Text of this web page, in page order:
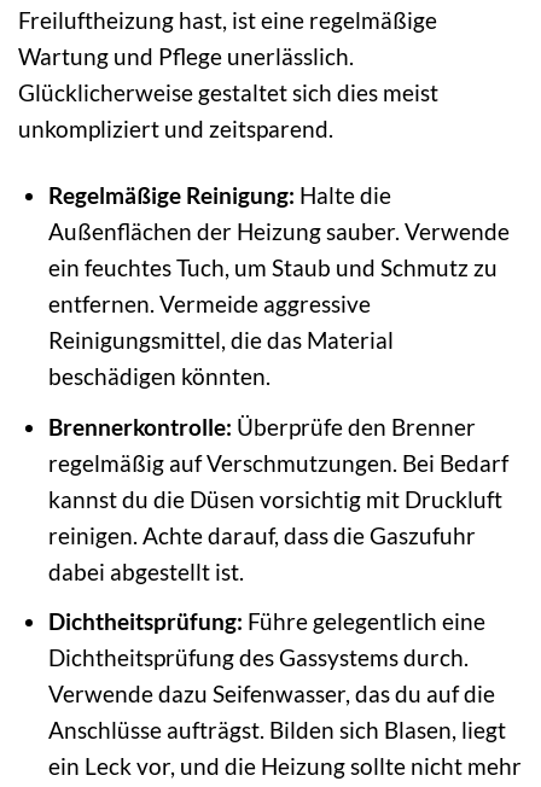
Freiluftheizung hast, ist eine regelmäßige
Wartung und Pflege unerlässlich.
Glücklicherweise gestaltet sich dies meist
unkompliziert und zeitsparend.
Regelmäßige Reinigung: Halte die
Außenflächen der Heizung sauber. Verwende
ein feuchtes Tuch, um Staub und Schmutz zu
entfernen. Vermeide aggressive
Reinigungsmittel, die das Material
beschädigen könnten.
Brennerkontrolle: Überprüfe den Brenner
regelmäßig auf Verschmutzungen. Bei Bedarf
kannst du die Düsen vorsichtig mit Druckluft
reinigen. Achte darauf, dass die Gaszufuhr
dabei abgestellt ist.
Dichtheitsprüfung: Führe gelegentlich eine
Dichtheitsprüfung des Gassystems durch.
Verwende dazu Seifenwasser, das du auf die
Anschlüsse aufträgst. Bilden sich Blasen, liegt
ein Leck vor, und die Heizung sollte nicht mehr